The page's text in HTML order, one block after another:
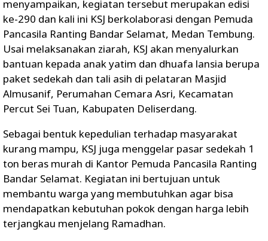
menyampaikan, kegiatan tersebut merupakan edisi
ke-290 dan kali ini KSJ berkolaborasi dengan Pemuda
Pancasila Ranting Bandar Selamat, Medan Tembung.
Usai melaksanakan ziarah, KSJ akan menyalurkan
bantuan kepada anak yatim dan dhuafa lansia berupa
paket sedekah dan tali asih di pelataran Masjid
Almusanif, Perumahan Cemara Asri, Kecamatan
Percut Sei Tuan, Kabupaten Deliserdang.
Sebagai bentuk kepedulian terhadap masyarakat
kurang mampu, KSJ juga menggelar pasar sedekah 1
ton beras murah di Kantor Pemuda Pancasila Ranting
Bandar Selamat. Kegiatan ini bertujuan untuk
membantu warga yang membutuhkan agar bisa
mendapatkan kebutuhan pokok dengan harga lebih
terjangkau menjelang Ramadhan.